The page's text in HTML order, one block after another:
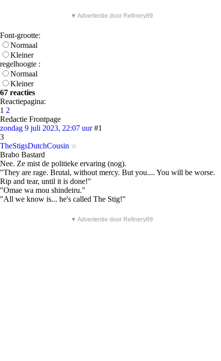
▼ Advertentie door Refinery89
Font-grootte:
Normaal
Kleiner
regelhoogte :
Normaal
Kleiner
67 reacties
Reactiepagina:
1 2
Redactie Frontpage
zondag 9 juli 2023, 22:07 uur #1
3
TheStigsDutchCousin
Brabo Bastard
Nee. Ze mist de politieke ervaring (nog).
"They are rage. Brutal, without mercy. But you.... You will be worse.
Rip and tear, until it is done!"
"Omae wa mou shindeiru."
"All we know is... he's called The Stig!"
▼ Advertentie door Refinery89